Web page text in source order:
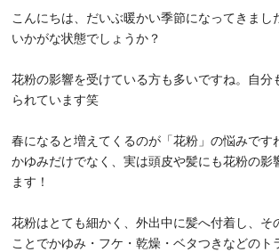
こんにちは、だいぶ暖かい季節になってきまし
いかがな状態でしょうか？
花粉の影響を受けている方も多いですね。自分
られています笑
春になると増えてくるのが「花粉」の悩みです
かゆみだけでなく、実は頭皮や髪にも花粉の影
ます！
花粉はとても細かく、外出中に髪へ付着し、そ
ことでかゆみ・フケ・乾燥・ベタつきなどのト